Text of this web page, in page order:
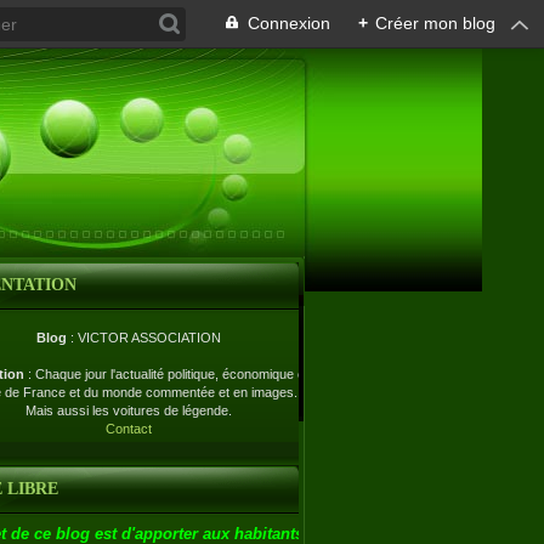
Connexion + Créer mon blog
Blog : VICTOR ASSOCIATION
: Chaque jour l'actualité politique, économique et
de France et du monde commentée et en images.
Mais aussi les voitures de légende.
Contact
LIBRE
de ce blog est d'apporter aux habitants